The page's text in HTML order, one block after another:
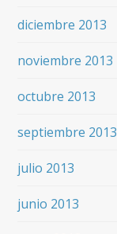
diciembre 2013
noviembre 2013
octubre 2013
septiembre 2013
julio 2013
junio 2013